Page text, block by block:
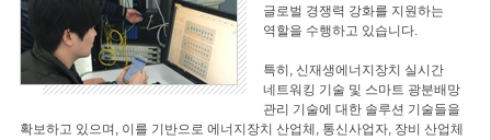
글로벌 경쟁력 강화를 지원하는
역할을 수행하고 있습니다.
특히, 신재생에너지장치 실시간
네트워킹 기술 및 스마트 광분배망
관리 기술에 대한 솔루션 기술들을
확보하고 있으며, 이를 기반으로 에너지장치 산업체, 통신사업자, 장비 산업체